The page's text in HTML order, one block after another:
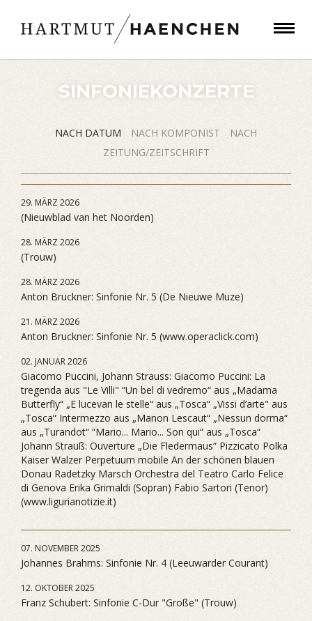
SINFONIEKONZERTE
NACH DATUM NACH KOMPONIST
NACH
ZEITUNG/ZEITSCHRIFT
29. MÄRZ 2026
(Nieuwblad van het Noorden)
28. MÄRZ 2026
(Trouw)
28. MÄRZ 2026
Anton Bruckner: Sinfonie Nr. 5 (De Nieuwe Muze)
21. MÄRZ 2026
Anton Bruckner: Sinfonie Nr. 5 (www.operaclick.com)
02. JANUAR 2026
Giacomo Puccini, Johann Strauss: Giacomo Puccini: La
tregenda aus "Le Villi" “Un bel di vedremo“ aus „Madama
Butterfly“ „E lucevan le stelle“ aus „Tosca“ „Vissi d’arte" aus
„Tosca“ Intermezzo aus „Manon Lescaut“ „Nessun dorma“
aus „Turandot“ “Mario... Mario... Son qui“ aus „Tosca“
Johann Strauß: Ouverture „Die Fledermaus“ Pizzicato Polka
Kaiser Walzer Perpetuum mobile An der schönen blauen
Donau Radetzky Marsch Orchestra del Teatro Carlo Felice
di Genova Erika Grimaldi (Sopran) Fabio Sartori (Tenor)
(www.ligurianotizie.it)
07. NOVEMBER 2025
Johannes Brahms: Sinfonie Nr. 4 (Leeuwarder Courant)
12. OKTOBER 2025
Franz Schubert: Sinfonie C-Dur "Große" (Trouw)